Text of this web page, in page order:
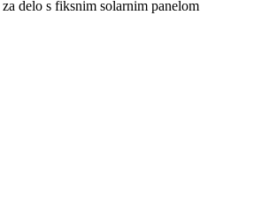
za delo s fiksnim solarnim panelom